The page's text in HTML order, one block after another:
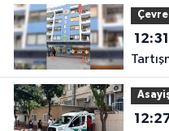
Çevre
12:31